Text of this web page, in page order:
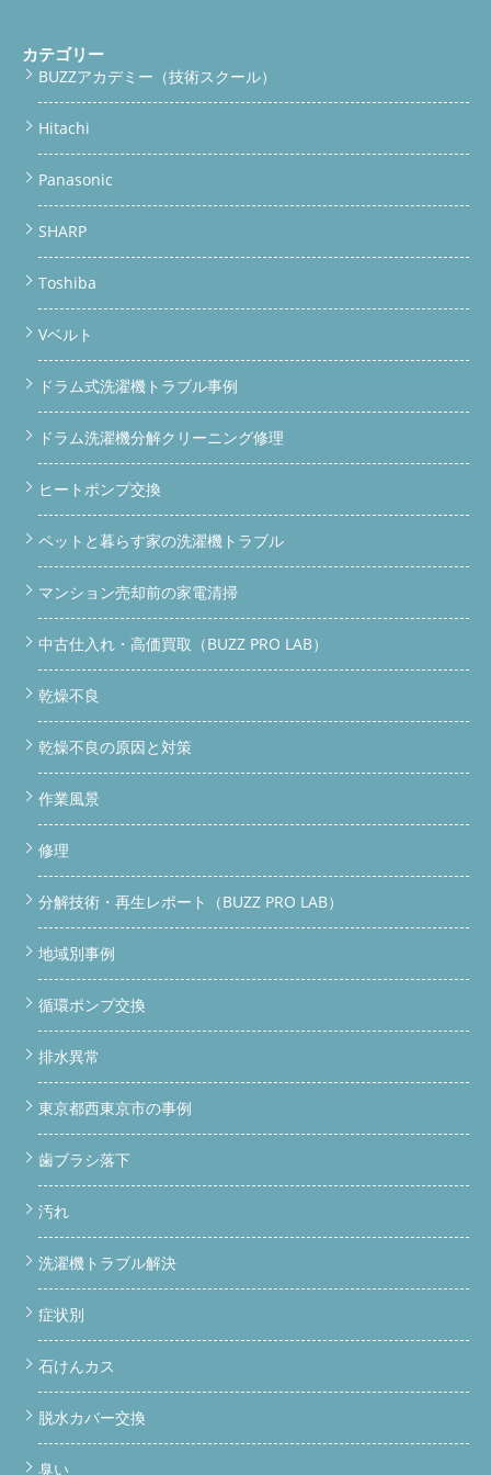
padding: 28px 22px; margin-top: 40px; font-size: 13px; line-
height: 1.8; } .article-footer h4 { color: #fff; font-size: 16px;
margin-bottom: 12px; } /* === SCHEMA / STRUCTURED DATA
NOTE === */ .schema-note { display: none; } @media (max-
width: 480px) { .badge-grid { grid-template-columns: 1fr 1fr; }
.hero { padding: 28px 16px 24px; } }
実録・整備レポート リサ
イクルショップ仕入れのSHARP ES-W113、ヒートポンプ内部ま
で完全整備してみた 「乾燥できない」「臭い」の本当の原因は
ここにある。ドラム洗濯機の中古販売・買取・分解整備は BUZZ
されていません。 今回仕入れたSHARP ES-W113も内部は埃と汚
れで詰まり状態。放置すれば「乾燥できない」「カビ臭い」の原
因になります。 BUZZ PRO LABでは国内初のドラム洗濯機専用ガ
レージでヒートポンプまで完全整備した中古機を販売・買取して
って何？ リサイクルショップの中古ドラム洗濯機、内部はどう
なっている？ SHARP ES-W113の整備レポート（写真あり） 乾燥
できない・埃詰まり・カビ臭の原因と対策 BUZZ PRO LABででき
える心臓部がヒートポンプユニットです。 エアコンと同じ仕組
みで空気を熱して洗濯物を乾かすため、縦型洗濯機のヒーター乾
燥よりも電気代が安く、衣類へのダメージも少ない点が特徴。
了する 洗濯槽からカビ臭・生乾き臭がする ヒートポンプユニッ
ト自体が故障する
知っておきたいポイント ヒートポンプ内部
に溜まる埃・ホコリ詰まりは、使用年数に関係なく発生します。
いる？ リサイクルショップやフリマで売られているドラム洗濯
機の多くは、外観クリーニング＋動作確認のみで販売されていま
す。ヒートポンプ内部まで分解して洗浄している業者はほぼ存在
埃・カビだらけ ヒートポンプユニットが詰まった状態のまま販
売 購入後すぐに「乾燥できない」トラブルが起きやすい 修理費
用が購入価格を上回るケースも 今回、BUZZ PRO LABが仕入れた
SHARP ES-W113もまさにそのパターン。動作確認では問題なく
ジ。ドラム洗濯機を本格的に整備できる国内初の施設です。
中古ドラム洗濯機、買うなら整備済みを選ぼう BUZZ PRO LABで
は内部まで徹底整備した中古ドラム洗濯機を販売中。まずは
LINEでお気軽にご相談ください！
サイトを見る
SHARP ES-W113の整備レポート（写真あり）
実際の整備の流れを、現場写真つきで紹介します。「分解なんて
そんなに汚れてないでしょ」と思っていた方、必見です。 STEP
1｜背面から分解スタート まずは洗濯機の背面パネルを外しま
す。ここからヒートポンプへのアクセスが始まります。
パネルを外した状態。ヒートポンプユニットが見えてきます。
STEP 2｜ヒートポンプユニットを取り出す 慎重に配管や固定部
分を外しながら、ヒートポンプユニットを取り出します。この工
程、一般の方には難易度が高く、知識なしに分解すると故障の原
因になります。
る様子。 STEP 3｜取り出したヒートポンプの状態を確認 取り出
した直後の状態がこちら。外観上は特に異常が見えませんが… 取
り出したヒートポンプユニット。次のステップで内部を確認しま
と、大量の埃と汚れが蓄積していました。これがあの「乾かな
い」「臭い」の正体です。
ヒートポンプ内部の汚れ。ここま
で詰まると乾燥性能は大幅に低下します。
トポンプ内部のフィンや流路に埃が詰まると、熱交換効率が著し
ッサーへの過負荷による故障につながります。定期的な内部洗浄
が不可欠な理由がここにあります。 STEP 5｜ケースの汚れを確
認・清掃 ヒートポンプを取り囲むケース内部にも汚れが蓄積。
カテゴリー
BUZZアカデミー（技術スクール）
Hitachi
Panasonic
SHARP
Toshiba
Vベルト
ドラム式洗濯機トラブル事例
ドラム洗濯機分解クリーニング修理
ヒートポンプ交換
ペットと暮らす家の洗濯機トラブル
マンション売却前の家電清掃
中古仕入れ・高価買取（BUZZ PRO LAB）
乾燥不良
乾燥不良の原因と対策
作業風景
修理
分解技術・再生レポート（BUZZ PRO LAB）
地域別事例
循環ポンプ交換
排水異常
東京都西東京市の事例
歯ブラシ落下
汚れ
洗濯機トラブル解決
症状別
石けんカス
脱水カバー交換
臭い